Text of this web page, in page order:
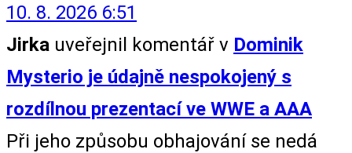
10. 8. 2026 6:51
Jirka uveřejnil komentář v Dominik
Mysterio je údajně nespokojený s
rozdílnou prezentací ve WWE a AAA
Při jeho způsobu obhajování se nedá